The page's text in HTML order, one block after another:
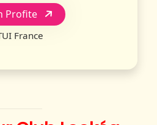
Profite
France